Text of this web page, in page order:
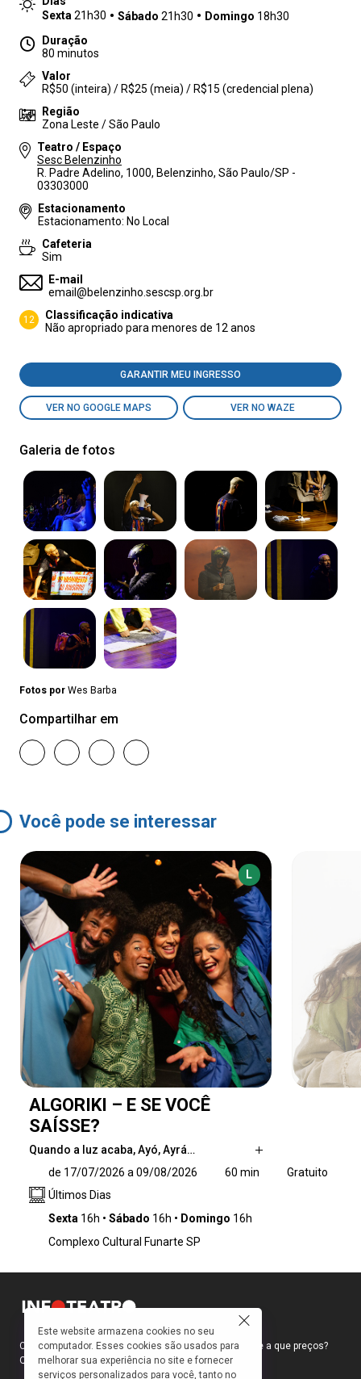
Sexta 21h30 Sábado 21h30 Domingo 18h30
Duração
80 minutos
Valor
R$50 (inteira) / R$25 (meia) / R$15 (credencial plena)
Região
Zona Leste / São Paulo
Teatro / Espaço
Sesc Belenzinho
R. Padre Adelino, 1000, Belenzinho, São Paulo/SP -
03303000
Estacionamento
Estacionamento: No Local
Cafeteria
Sim
E-mail
email@belenzinho.sescsp.org.br
12
Classificação indicativa
Não apropriado para menores de 12 anos
GARANTIR MEU INGRESSO
VER NO GOOGLE MAPS VER NO WAZE
Galeria de fotos
Fotos por Wes Barba
Compartilhar em
Você pode se interessar
L
ALGORIKI – E SE VOCÊ
SAÍSSE?
Quando a luz acaba, Ayó, Ayrá…
atravessam um prédio-labirinto em busca de
uma saída, mas descobrem que o mistério é
ainda maior: a rua desapareceu. Guiados por
encontram personagens, memórias e
fazem parte desse caminho, enquanto cada
um precisa descobrir novos modos de olhar
para o mundo e para si mesmo além das telas.
de 17/07/2026 a 09/08/2026 60 min
Gratuito
Últimos Dias
Sexta 16h Sábado 16h Domingo 16h
Complexo Cultural Funarte SP
Como faço para ir ao teatro? Onde compro ingressos e a que preços?
Quais peças estão em cartaz?
Este website armazena cookies no seu
computador. Esses cookies são usados para
melhorar sua experiência no site e fornecer
serviços personalizados para você, tanto no